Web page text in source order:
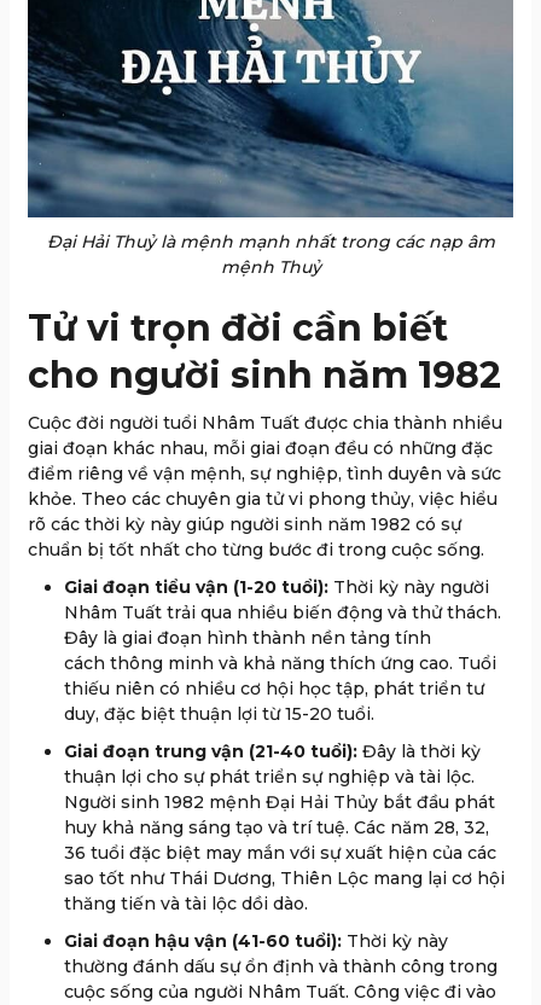
Đại Hải Thuỷ là mệnh mạnh nhất trong các nạp âm
mệnh Thuỷ
Tử vi trọn đời cần biết
cho người sinh năm 1982
Cuộc đời người tuổi Nhâm Tuất được chia thành nhiều
giai đoạn khác nhau, mỗi giai đoạn đều có những đặc
điểm riêng về vận mệnh, sự nghiệp, tình duyên và sức
khỏe. Theo các chuyên gia tử vi phong thủy, việc hiểu
rõ các thời kỳ này giúp người sinh năm 1982 có sự
chuẩn bị tốt nhất cho từng bước đi trong cuộc sống.
Giai đoạn tiểu vận (1-20 tuổi): Thời kỳ này người
Nhâm Tuất trải qua nhiều biến động và thử thách.
Đây là giai đoạn hình thành nền tảng tính
cách thông minh và khả năng thích ứng cao. Tuổi
thiếu niên có nhiều cơ hội học tập, phát triển tư
duy, đặc biệt thuận lợi từ 15-20 tuổi.
Giai đoạn trung vận (21-40 tuổi): Đây là thời kỳ
thuận lợi cho sự phát triển sự nghiệp và tài lộc.
Người sinh 1982 mệnh Đại Hải Thủy bắt đầu phát
huy khả năng sáng tạo và trí tuệ. Các năm 28, 32,
36 tuổi đặc biệt may mắn với sự xuất hiện của các
sao tốt như Thái Dương, Thiên Lộc mang lại cơ hội
thăng tiến và tài lộc dồi dào.
Giai đoạn hậu vận (41-60 tuổi): Thời kỳ này
thường đánh dấu sự ổn định và thành công trong
cuộc sống của người Nhâm Tuất. Công việc đi vào